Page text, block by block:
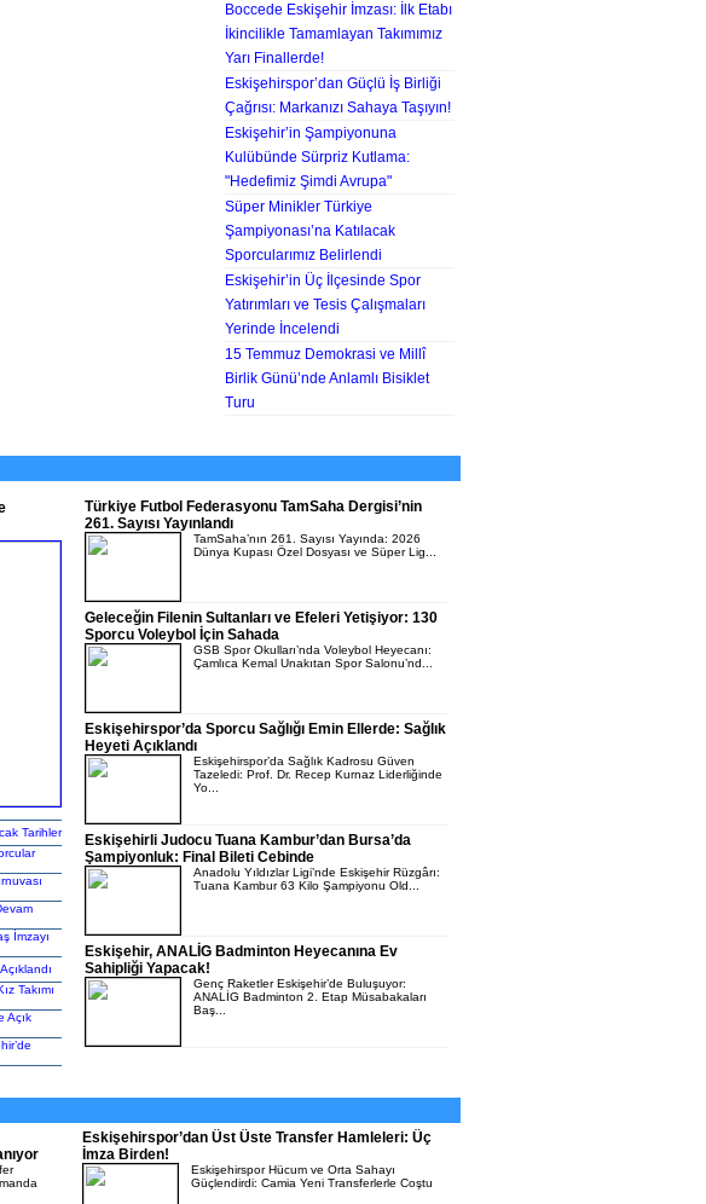
Boccede Eskişehir İmzası: İlk Etabı
İkincilikle Tamamlayan Takımımız
Yarı Finallerde!
Eskişehirspor’dan Güçlü İş Birliği
Çağrısı: Markanızı Sahaya Taşıyın!
Eskişehir’in Şampiyonuna
Kulübünde Sürpriz Kutlama:
"Hedefimiz Şimdi Avrupa"
Süper Minikler Türkiye
Şampiyonası’na Katılacak
Sporcularımız Belirlendi
Eskişehir’in Üç İlçesinde Spor
Yatırımları ve Tesis Çalışmaları
Yerinde İncelendi
15 Temmuz Demokrasi ve Millî
Birlik Günü’nde Anlamlı Bisiklet
Turu
Tarihler
İmzayı
Takımı
Açık
Türkiye Futbol Federasyonu TamSaha Dergisi’nin
261. Sayısı Yayınlandı
TamSaha’nın 261. Sayısı Yayında: 2026
Dünya Kupası Özel Dosyası ve Süper Lig...
Geleceğin Filenin Sultanları ve Efeleri Yetişiyor: 130
Sporcu Voleybol İçin Sahada
GSB Spor Okulları’nda Voleybol Heyecanı:
Çamlıca Kemal Unakıtan Spor Salonu’nd...
Eskişehirspor’da Sporcu Sağlığı Emin Ellerde: Sağlık
Heyeti Açıklandı
Eskişehirspor’da Sağlık Kadrosu Güven
Tazeledi: Prof. Dr. Recep Kurnaz Liderliğinde
Yo...
Eskişehirli Judocu Tuana Kambur’dan Bursa’da
Şampiyonluk: Final Bileti Cebinde
Anadolu Yıldızlar Ligi’nde Eskişehir Rüzgârı:
Tuana Kambur 63 Kilo Şampiyonu Old...
Eskişehir, ANALİG Badminton Heyecanına Ev
Sahipliği Yapacak!
Genç Raketler Eskişehir’de Buluşuyor:
ANALİG Badminton 2. Etap Müsabakaları
Baş...
Eskişehirspor’dan Üst Üste Transfer Hamleleri: Üç
İmza Birden!
Eskişehirspor Hücum ve Orta Sahayı
Güçlendirdi: Camia Yeni Transferlerle Coştu